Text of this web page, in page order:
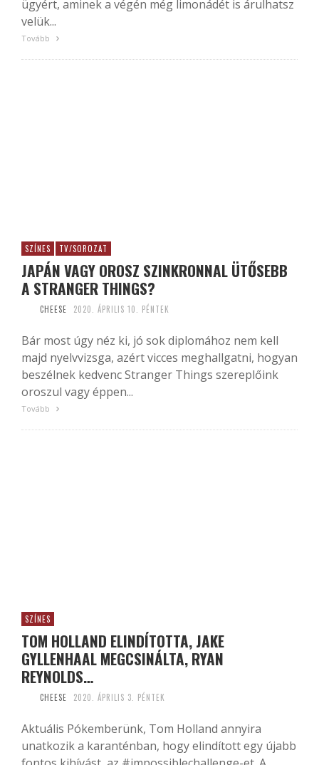
ügyért, aminek a végén még limonádét is árulhatsz
velük...
Tovább
SZÍNES TV/SOROZAT
JAPÁN VAGY OROSZ SZINKRONNAL ÜTŐSEBB
A STRANGER THINGS?
CHEESE 2020. ÁPRILIS 10. PÉNTEK
Bár most úgy néz ki, jó sok diplomához nem kell
majd nyelvvizsga, azért vicces meghallgatni, hogyan
beszélnek kedvenc Stranger Things szereplőink
oroszul vagy éppen...
Tovább
SZÍNES
TOM HOLLAND ELINDÍTOTTA, JAKE
GYLLENHAAL MEGCSINÁLTA, RYAN
REYNOLDS…
CHEESE 2020. ÁPRILIS 3. PÉNTEK
Aktuális Pókemberünk, Tom Holland annyira
unatkozik a karanténban, hogy elindított egy újabb